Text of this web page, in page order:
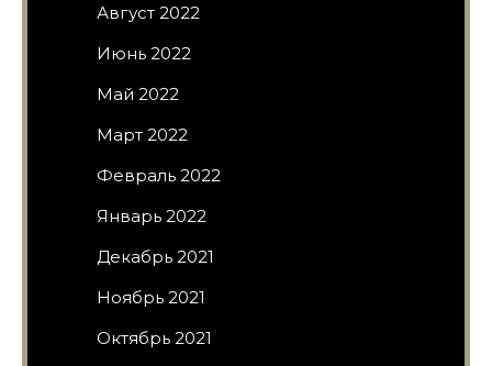
Август 2022
Июнь 2022
Май 2022
Март 2022
Февраль 2022
Январь 2022
Декабрь 2021
Ноябрь 2021
Октябрь 2021